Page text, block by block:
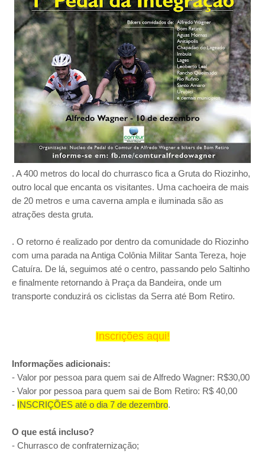
. A 400 metros do local do churrasco fica a Gruta do Riozinho,
outro local que encanta os visitantes. Uma cachoeira de mais
de 20 metros e uma caverna ampla e iluminada são as
atrações desta gruta.
. O retorno é realizado por dentro da comunidade do Riozinho
com uma parada na Antiga Colônia Militar Santa Tereza, hoje
Catuíra. De lá, seguimos até o centro, passando pelo Saltinho
e finalmente retornando à Praça da Bandeira, onde um
transporte conduzirá os ciclistas da Serra até Bom Retiro.
Inscrições aqui!
Informações adicionais:
- Valor por pessoa para quem sai de Alfredo Wagner: R$30,00
- Valor por pessoa para quem sai de Bom Retiro: R$ 40,00
- INSCRIÇÕES até o dia 7 de dezembro.
O que está incluso?
- Churrasco de confraternização;